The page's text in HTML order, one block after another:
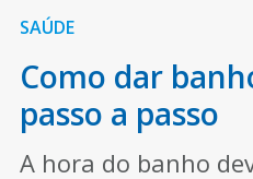
SAÚDE
Como dar
passo a passo
A hora do banho